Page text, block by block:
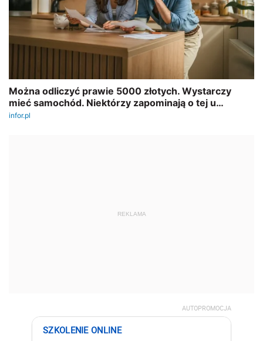
REKLAMA
AUTOPROMOCJA
SZKOLENIE ONLINE